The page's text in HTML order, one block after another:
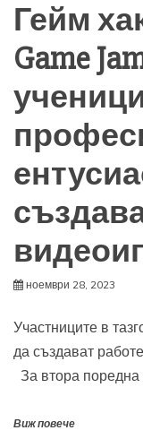
Гейм
Game
ноември 28, 2023
Участниците в
да създават
За втора
Виж повече